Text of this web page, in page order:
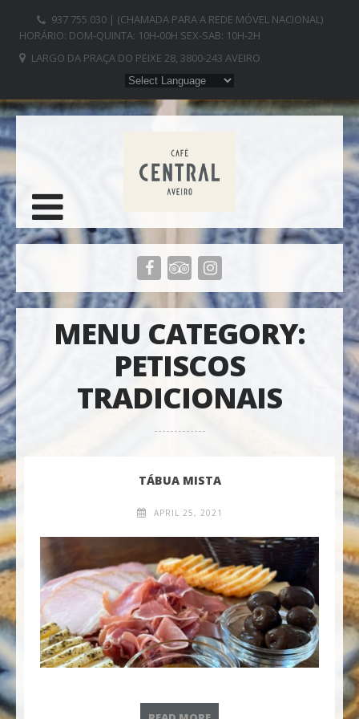
937 755 030 | (CHAMADA PARA A REDE MÓVEL NACIONAL)
HORÁRIO: DOM-QUINTA: 10H-00H SEX-SAB: 10H-2H
LARGO DA PRAÇA DO PEIXE 28, 3800-243 AVEIRO
MENU CATEGORY:
PETISCOS
TRADICIONAIS
TÁBUA MISTA
APRIL 25, 2021